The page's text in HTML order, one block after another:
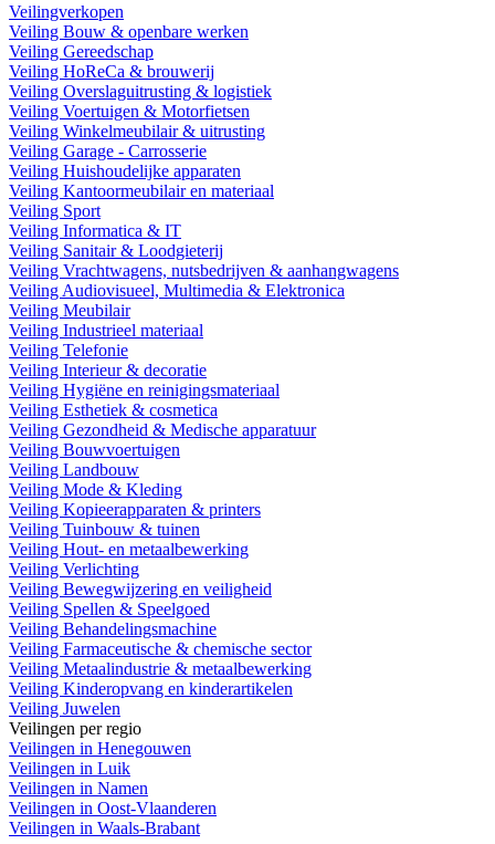
Veilingverkopen
Veiling Bouw & openbare werken
Veiling Gereedschap
Veiling HoReCa & brouwerij
Veiling Overslaguitrusting & logistiek
Veiling Voertuigen & Motorfietsen
Veiling Winkelmeubilair & uitrusting
Veiling Garage - Carrosserie
Veiling Huishoudelijke apparaten
Veiling Kantoormeubilair en materiaal
Veiling Sport
Veiling Informatica & IT
Veiling Sanitair & Loodgieterij
Veiling Vrachtwagens, nutsbedrijven & aanhangwagens
Veiling Audiovisueel, Multimedia & Elektronica
Veiling Meubilair
Veiling Industrieel materiaal
Veiling Telefonie
Veiling Interieur & decoratie
Veiling Hygiëne en reinigingsmateriaal
Veiling Esthetiek & cosmetica
Veiling Gezondheid & Medische apparatuur
Veiling Bouwvoertuigen
Veiling Landbouw
Veiling Mode & Kleding
Veiling Kopieerapparaten & printers
Veiling Tuinbouw & tuinen
Veiling Hout- en metaalbewerking
Veiling Verlichting
Veiling Bewegwijzering en veiligheid
Veiling Spellen & Speelgoed
Veiling Behandelingsmachine
Veiling Farmaceutische & chemische sector
Veiling Metaalindustrie & metaalbewerking
Veiling Kinderopvang en kinderartikelen
Veiling Juwelen
Veilingen per regio
Veilingen in Henegouwen
Veilingen in Luik
Veilingen in Namen
Veilingen in Oost-Vlaanderen
Veilingen in Waals-Brabant